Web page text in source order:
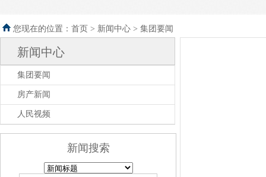
您现在的位置：首页 > 新闻中心 > 集团要闻
新闻中心
集团要闻
房产新闻
人民视频
新闻搜索